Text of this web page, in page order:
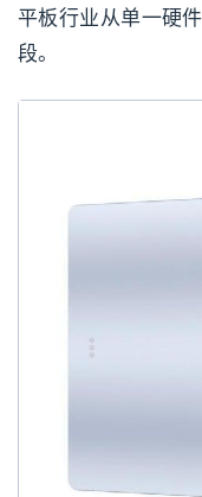
平板行业从单一硬
段。